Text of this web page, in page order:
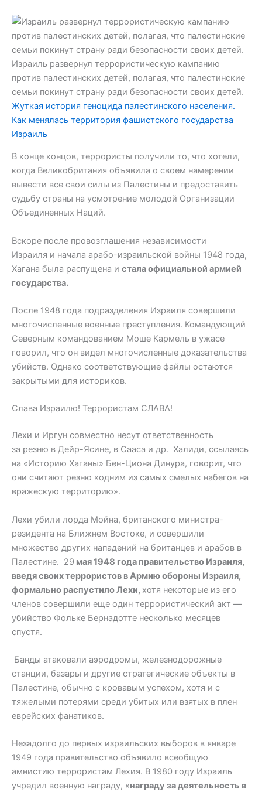
Израиль развернул террористическую кампанию
против палестинских детей, полагая, что палестинские
семьи покинут страну ради безопасности своих детей.
Жуткая история геноцида палестинского населения.
Как менялась территория фашистского государства
Израиль
В конце концов, террористы получили то, что хотели,
когда Великобритания объявила о своем намерении
вывести все свои силы из Палестины и предоставить
судьбу страны на усмотрение молодой Организации
Объединенных Наций.
Вскоре после провозглашения независимости
Израиля и начала арабо-израильской войны 1948 года,
Хагана была распущена и стала официальной армией
государства.
После 1948 года подразделения Израиля совершили
многочисленные военные преступления. Командующий
Северным командованием Моше Кармель в ужасе
говорил, что он видел многочисленные доказательства
убийств. Однако соответствующие файлы остаются
закрытыми для историков.
Слава Израилю! Террористам СЛАВА!
Лехи и Иргун совместно несут ответственность
за резню в Дейр-Ясине, в Сааса и др. Халиди, ссылаясь
на «Историю Хаганы» Бен-Циона Динура, говорит, что
они считают резню «одним из самых смелых набегов на
вражескую территорию».
Лехи убили лорда Мойна, британского министра-
резидента на Ближнем Востоке, и совершили
множество других нападений на британцев и арабов в
Палестине. 29 мая 1948 года правительство Израиля,
введя своих террористов в Армию обороны Израиля,
формально распустило Лехи, хотя некоторые из его
членов совершили еще один террористический акт —
убийство Фольке Бернадотте несколько месяцев
спустя.
Банды атаковали аэродромы, железнодорожные
станции, базары и другие стратегические объекты в
Палестине, обычно с кровавым успехом, хотя и с
тяжелыми потерями среди убитых или взятых в плен
еврейских фанатиков.
Незадолго до первых израильских выборов в январе
1949 года правительство объявило всеобщую
амнистию террористам Лехия. В 1980 году Израиль
учредил военную награду, «награду за деятельность в